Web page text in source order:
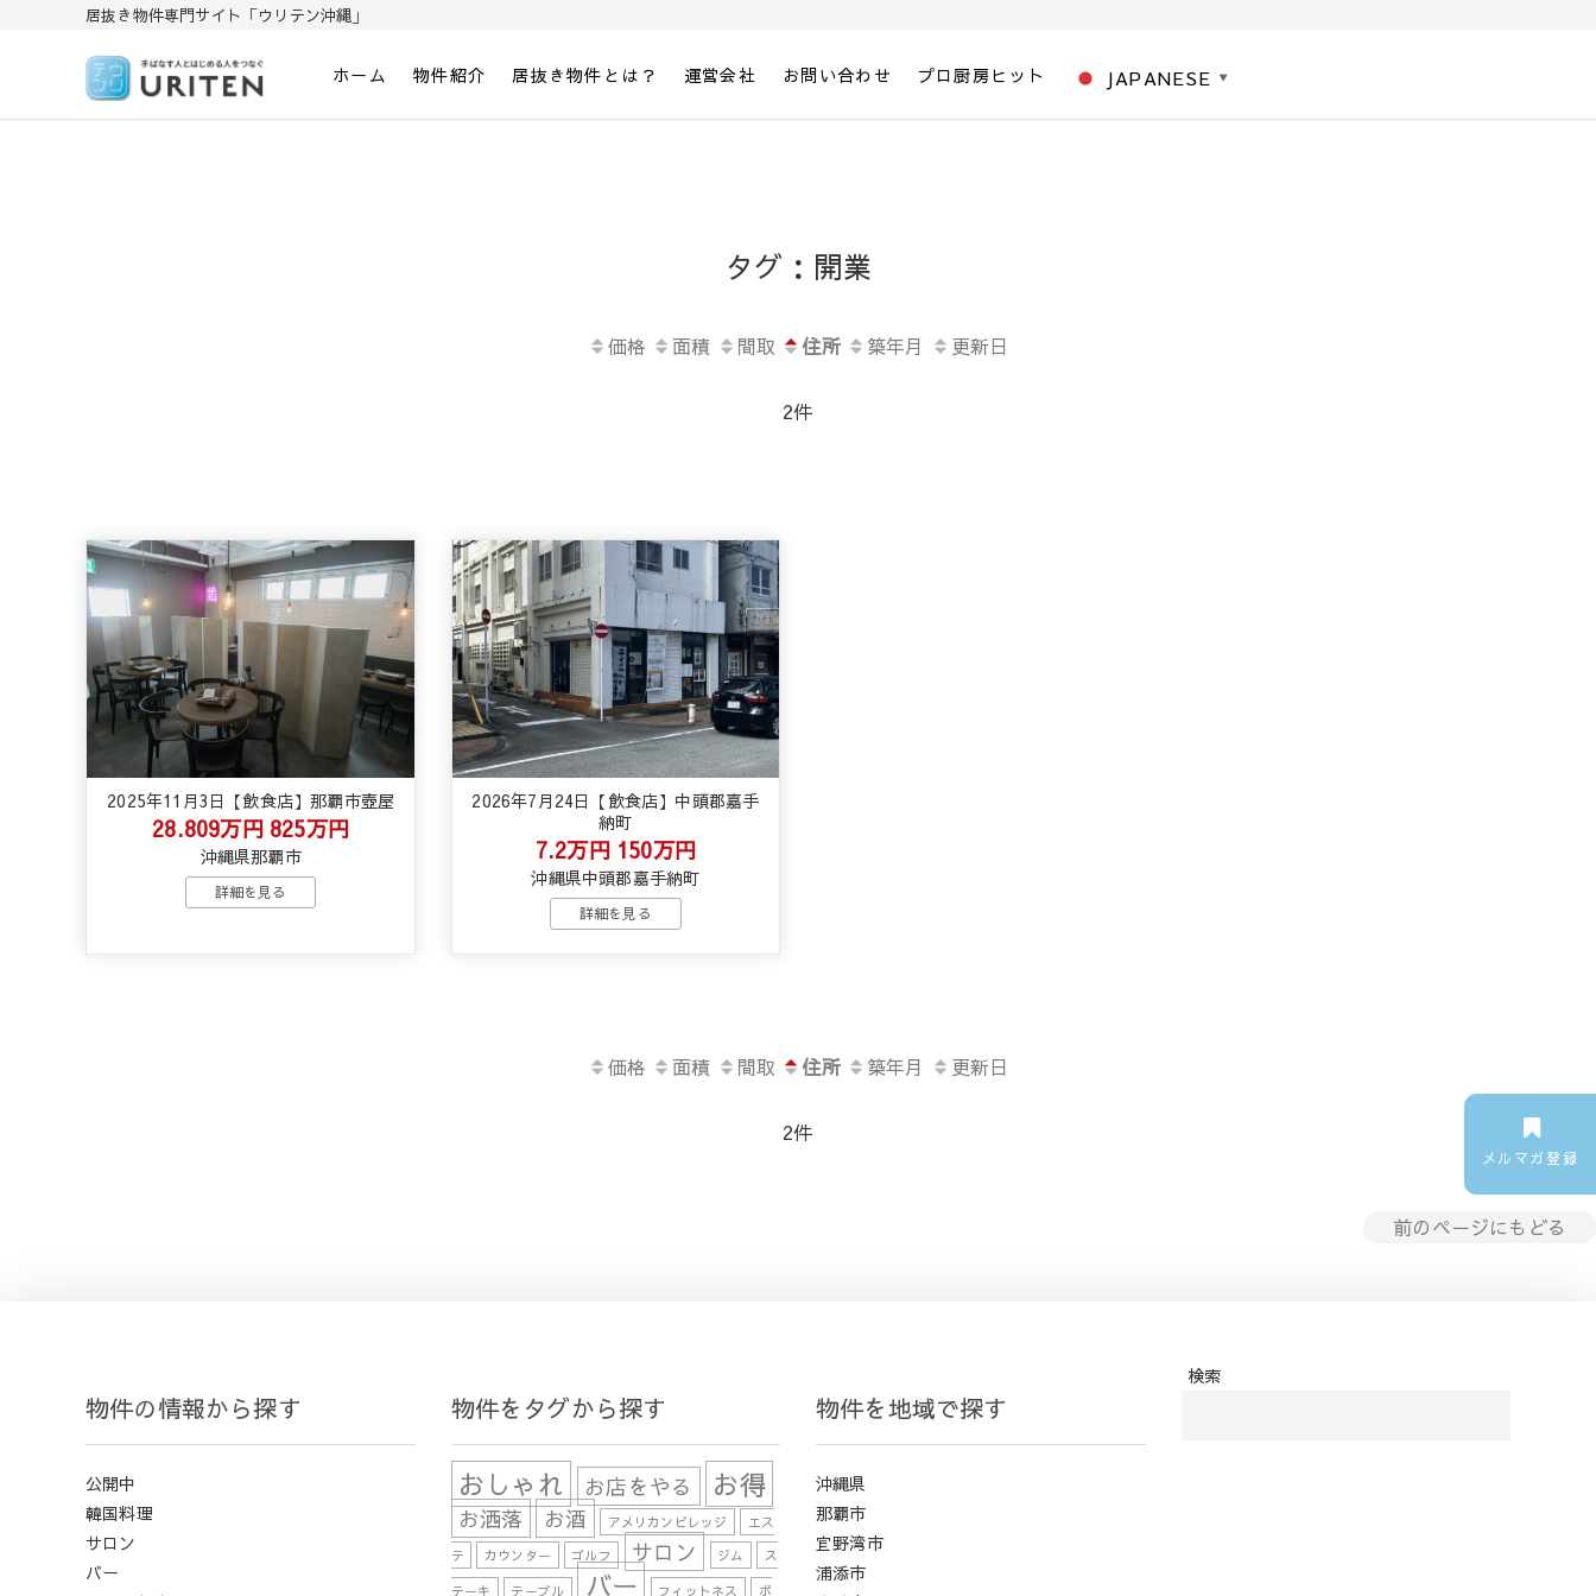
居抜き物件専門サイト「ウリテン沖縄」
居抜き物件専門サイト「ウリテン沖縄」
手放す人と始める人をつなぐウリテン
ホーム 物件紹介 居抜き物件とは？ 運営会社 お問い合わせ プロ厨房ヒット JAPANESE ▼
タグ：開業
価格 面積 間取 住所 築年月 更新日
2件
2025年11月3日【飲食店】那覇市壺屋
28.809万円 825万円
沖縄県那覇市
詳細を見る
2026年7月24日【飲食店】中頭郡嘉手
納町
7.2万円 150万円
沖縄県中頭郡嘉手納町
詳細を見る
価格 面積 間取 住所 築年月 更新日
2件
前のページにもどる
メルマガ登録
物件の情報から探す
公開中
韓国料理
サロン
バー
物件をタグから探す
おしゃれ お店をやる お得
お洒落 お酒 アメリカンビレッジ
エス
テ
カウンター ゴルフ サロン ジム
ス
テーキ
テーブル バー フィットネス
ボ
物件を地域で探す
沖縄県
那覇市
宜野湾市
浦添市
検索